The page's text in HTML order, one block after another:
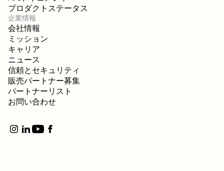
プロダクトステータス
企業情報
会社情報
ミッション
キャリア
ニュース
信頼とセキュリティ
販売パートナー募集
パートナーリスト
お問い合わせ